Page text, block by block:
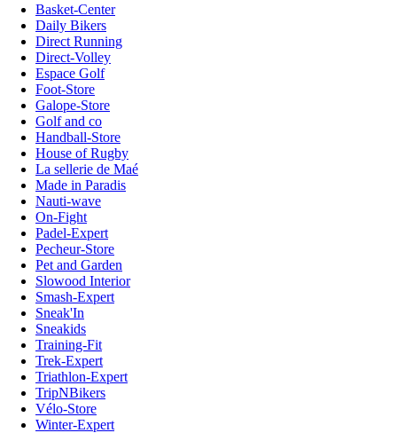
Basket-Center
Daily Bikers
Direct Running
Direct-Volley
Espace Golf
Foot-Store
Galope-Store
Golf and co
Handball-Store
House of Rugby
La sellerie de Maé
Made in Paradis
Nauti-wave
On-Fight
Padel-Expert
Pecheur-Store
Pet and Garden
Slowood Interior
Smash-Expert
Sneak'In
Sneakids
Training-Fit
Trek-Expert
Triathlon-Expert
TripNBikers
Vélo-Store
Winter-Expert